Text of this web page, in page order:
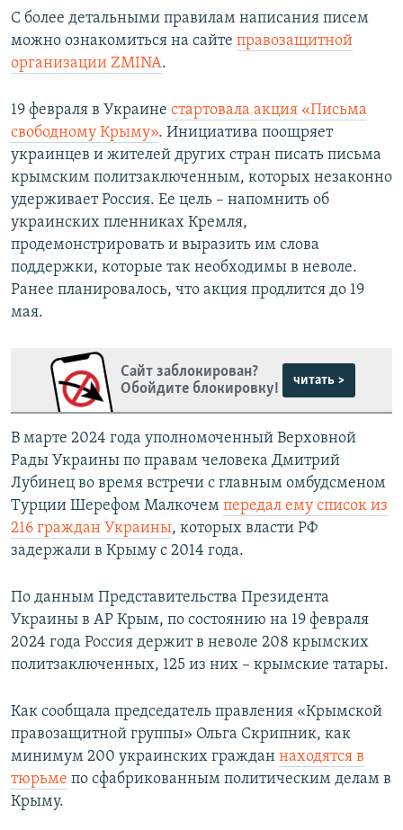
С более детальными правилам написания писем
можно ознакомиться на сайте правозащитной
организации ZMINA.
19 февраля в Украине стартовала акция «Письма
свободному Крыму». Инициатива поощряет
украинцев и жителей других стран писать письма
крымским политзаключенным, которых незаконно
удерживает Россия. Ее цель – напомнить об
украинских пленниках Кремля,
продемонстрировать и выразить им слова
поддержки, которые так необходимы в неволе.
Ранее планировалось, что акция продлится до 19
мая.
Сайт заблокирован?
Обойдите блокировку!
читать >
В марте 2024 года уполномоченный Верховной
Рады Украины по правам человека Дмитрий
Лубинец во время встречи с главным омбудсменом
Турции Шерефом Малкочем передал ему список из
216 граждан Украины, которых власти РФ
задержали в Крыму с 2014 года.
По данным Представительства Президента
Украины в АР Крым, по состоянию на 19 февраля
2024 года Россия держит в неволе 208 крымских
политзаключенных, 125 из них – крымские татары.
Как сообщала председатель правления «Крымской
правозащитной группы» Ольга Скрипник, как
минимум 200 украинских граждан находятся в
тюрьме по сфабрикованным политическим делам в
Крыму.